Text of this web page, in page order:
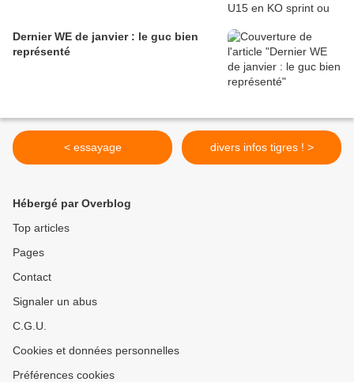
Dernier WE de janvier : le guc bien
représenté
< essayage divers infos tigres ! >
Hébergé par Overblog
Top articles
Pages
Contact
Signaler un abus
C.G.U.
Cookies et données personnelles
Préférences cookies